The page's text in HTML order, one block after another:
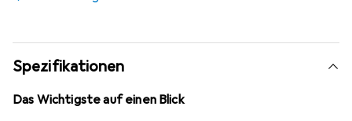
bis 100 x 100 mm, was eine breite Kompatibilität mit
verschiedenen Monitoren gewährleistet. Die
Höhenverstellbarkeit ermöglicht eine ergonomische
Anpassung, um den Komfort während der Nutzung zu
Spezifikationen
Das Wichtigste auf einen Blick